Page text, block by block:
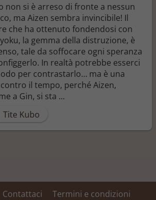
non si è arreso di fronte a nessun
ma Aizen sembra invincibile! Il
che ha ottenuto fondendosi con
la gemma della distruzione, è
tale da soffocare ogni speranza
In realtà potrebbe esserci
per contrastarlo… ma è una
il tempo, perché Aizen,
a Gin, si sta ...
Tite Kubo
Contattaci Termini e condizioni